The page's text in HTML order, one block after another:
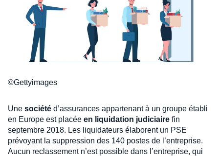
©Gettyimages
Une société d’assurances appartenant à un groupe établi
en Europe est placée en liquidation judiciaire fin
septembre 2018. Les liquidateurs élaborent un PSE
prévoyant la suppression des 140 postes de l’entreprise.
Aucun reclassement n’est possible dans l’entreprise, qui